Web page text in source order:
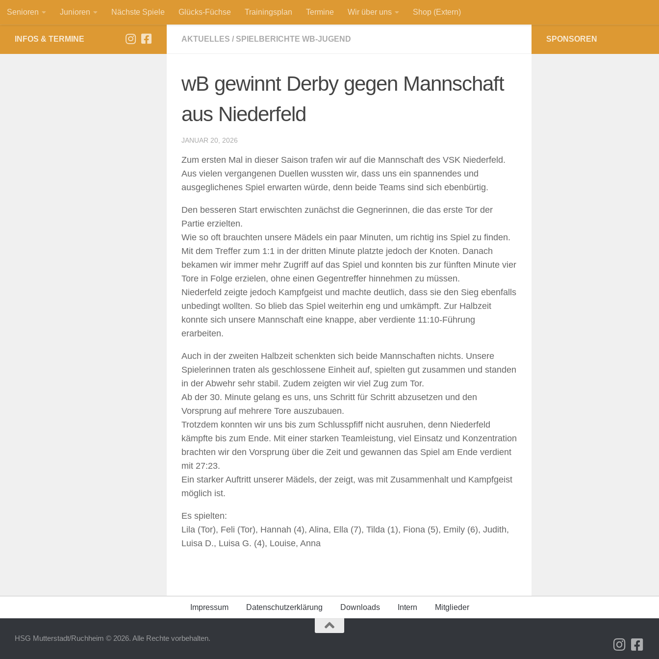
Zum Inhalt springen
Senioren Junioren Nächste Spiele Glücks-Füchse Trainingsplan Termine Wir über uns Shop (Extern)
AKTUELLES / SPIELBERICHTE WB-JUGEND
wB gewinnt Derby gegen Mannschaft
aus Niederfeld
JANUAR 20, 2026
Zum ersten Mal in dieser Saison trafen wir auf die Mannschaft des VSK Niederfeld.
Aus vielen vergangenen Duellen wussten wir, dass uns ein spannendes und
ausgeglichenes Spiel erwarten würde, denn beide Teams sind sich ebenbürtig.
Den besseren Start erwischten zunächst die Gegnerinnen, die das erste Tor der
Partie erzielten.
Wie so oft brauchten unsere Mädels ein paar Minuten, um richtig ins Spiel zu finden.
Mit dem Treffer zum 1:1 in der dritten Minute platzte jedoch der Knoten. Danach
bekamen wir immer mehr Zugriff auf das Spiel und konnten bis zur fünften Minute vier
Tore in Folge erzielen, ohne einen Gegentreffer hinnehmen zu müssen.
Niederfeld zeigte jedoch Kampfgeist und machte deutlich, dass sie den Sieg ebenfalls
unbedingt wollten. So blieb das Spiel weiterhin eng und umkämpft. Zur Halbzeit
konnte sich unsere Mannschaft eine knappe, aber verdiente 11:10-Führung
erarbeiten.
Auch in der zweiten Halbzeit schenkten sich beide Mannschaften nichts. Unsere
Spielerinnen traten als geschlossene Einheit auf, spielten gut zusammen und standen
in der Abwehr sehr stabil. Zudem zeigten wir viel Zug zum Tor.
Ab der 30. Minute gelang es uns, uns Schritt für Schritt abzusetzen und den
Vorsprung auf mehrere Tore auszubauen.
Trotzdem konnten wir uns bis zum Schlusspfiff nicht ausruhen, denn Niederfeld
kämpfte bis zum Ende. Mit einer starken Teamleistung, viel Einsatz und Konzentration
brachten wir den Vorsprung über die Zeit und gewannen das Spiel am Ende verdient
mit 27:23.
Ein starker Auftritt unserer Mädels, der zeigt, was mit Zusammenhalt und Kampfgeist
möglich ist.
Es spielten:
Lila (Tor), Feli (Tor), Hannah (4), Alina, Ella (7), Tilda (1), Fiona (5), Emily (6), Judith,
Luisa D., Luisa G. (4), Louise, Anna
INFOS & TERMINE SPONSOREN
Impressum Datenschutz­erklärung Downloads Intern Mitglieder
HSG Mutterstadt/Ruchheim © 2026. Alle Rechte vorbehalten.